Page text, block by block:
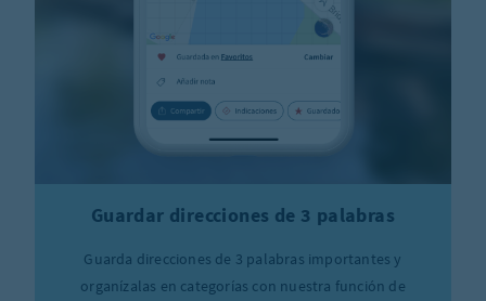
Guardar direcciones de 3 palabras
Guarda direcciones de 3 palabras importantes y
organízalas en categorías con nuestra función de